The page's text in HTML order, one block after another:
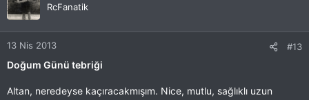
RcFanatik
13 Nis 2013 #13
Doğum Günü tebriği
Altan, neredeyse kaçıracakmışım. Nice, mutlu, sağlıklı uzun